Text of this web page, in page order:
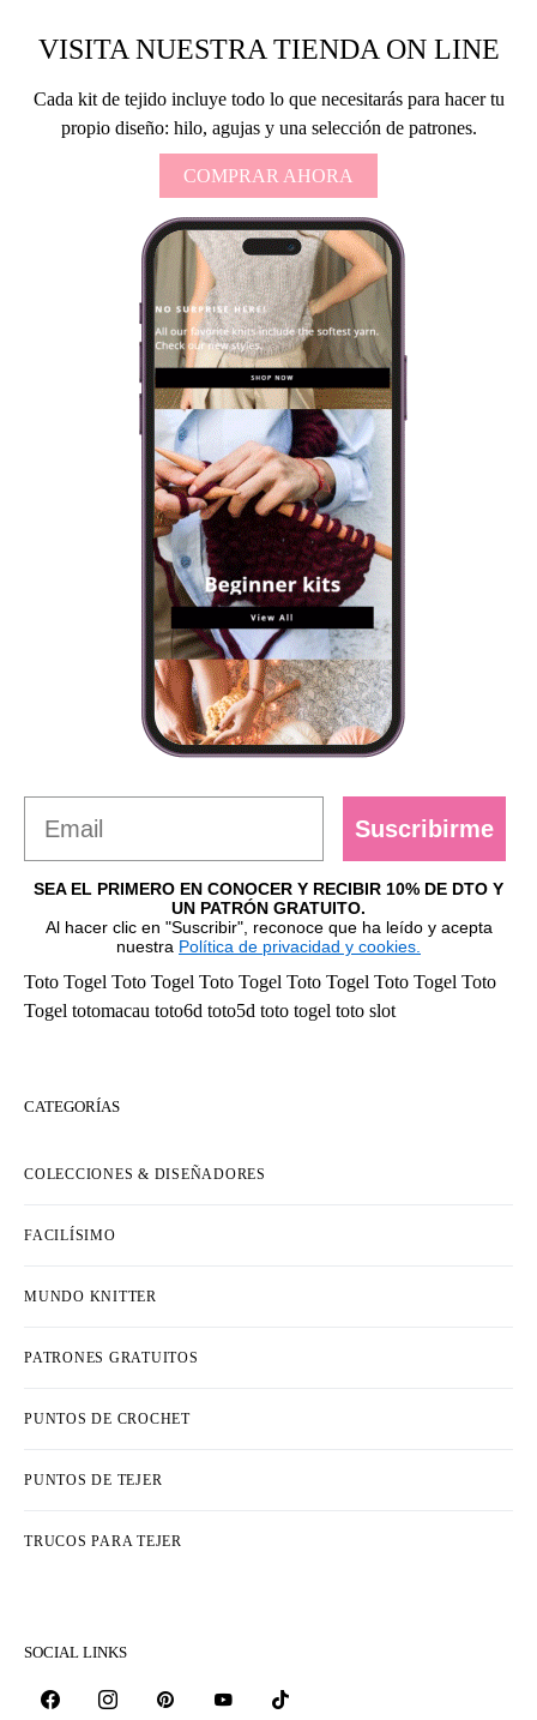
VISITA NUESTRA TIENDA ON LINE
Cada kit de tejido incluye todo lo que necesitarás para hacer tu
propio diseño: hilo, agujas y una selección de patrones.
COMPRAR AHORA
Suscribirme
SEA EL PRIMERO EN CONOCER Y RECIBIR 10% DE DTO Y
UN PATRÓN GRATUITO.
Al hacer clic en "Suscribir", reconoce que ha leído y acepta
nuestra Política de privacidad y cookies.
Toto Togel Toto Togel Toto Togel Toto Togel Toto Togel Toto
Togel totomacau toto6d toto5d toto togel toto slot
CATEGORÍAS
COLECCIONES & DISEÑADORES
FACILÍSIMO
MUNDO KNITTER
PATRONES GRATUITOS
PUNTOS DE CROCHET
PUNTOS DE TEJER
TRUCOS PARA TEJER
SOCIAL LINKS